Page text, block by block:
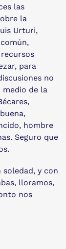
las
la
Urturi,
para
no
medio de la
hombre
Seguro que
y con
lloramos,
nos